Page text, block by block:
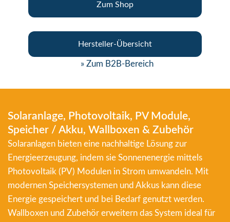
Zum Shop
Hersteller-Übersicht
» Zum B2B-Bereich
Solaranlage, Photovoltaik, PV Module,
Speicher / Akku, Wallboxen & Zubehör
Solaranlagen bieten eine nachhaltige Lösung zur
Energieerzeugung, indem sie Sonnenenergie mittels
Photovoltaik (PV) Modulen in Strom umwandeln. Mit
modernen Speichersystemen und Akkus kann diese
Energie gespeichert und bei Bedarf genutzt werden.
Wallboxen und Zubehör erweitern das System ideal für